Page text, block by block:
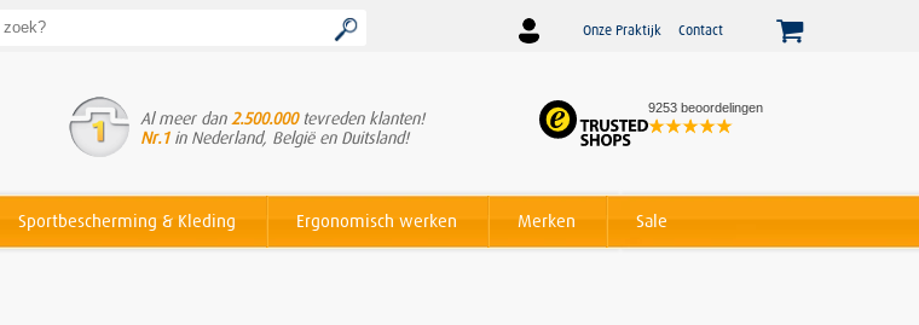
Onze Praktijk Contact
9253 beoordelingen
Al meer dan 2.500.000tevreden klanten!
Nr.1in Nederland, België en Duitsland!
WinnaarBeslist Webshop
Award voor beste service!
Sportbescherming & Kleding Ergonomisch werken Merken Sale